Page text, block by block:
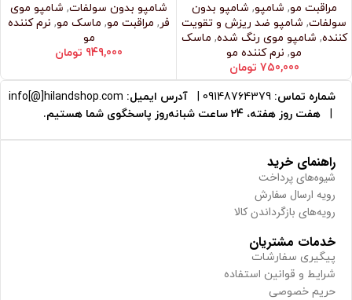
مراقبت مو, شامپو, شامپو بدون
سولفات, شامپو ضد ریزش و تقویت
کننده, شامپو موی رنگ شده, ماسک
مو, نرم‌ کننده مو
750,000 تومان
شامپو بدون سولفات, شامپو موی
فر, مراقبت مو, ماسک مو, نرم‌ کننده
مو
949,000 تومان
شماره تماس: 09148764379
| آدرس ایمیل: info[@]hilandshop.com
|
هفت روز هفته، 24 ساعت شبانه‌روز پاسخگوی شما هستیم.
راهنمای خرید
شیوه‌های پرداخت
رویه ارسال سفارش
رویه‌های بازگرداندن کالا
خدمات مشتریان
پیگیری سفارشات
شرایط و قوانین استفاده
حریم خصوصی